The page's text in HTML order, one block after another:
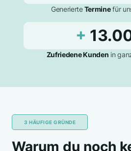
GenerierteTerminefür
+
Zufriedene Kunden in
3 HÄUFIGE GRÜNDE
Warum du noch